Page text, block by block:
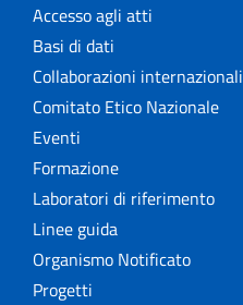
Accesso agli atti
Basi di dati
Collaborazioni internazionali
Comitato Etico Nazionale
Eventi
Formazione
Laboratori di riferimento
Linee guida
Organismo Notificato
Progetti